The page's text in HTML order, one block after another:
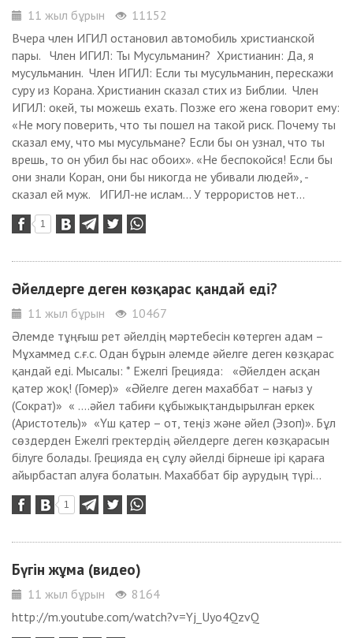
11 жыл бұрын
11152
Вчера член ИГИЛ остановил автомобиль христианской
пары. Член ИГИЛ: Ты Мусульманин? Христианин: Да, я
мусульманин. Член ИГИЛ: Если ты мусульманин, перескажи
суру из Корана. Христианин сказал стих из Библии. Член
ИГИЛ: окей, ты можешь ехать. Позже его жена говорит ему:
«Не могу поверить, что ты пошел на такой риск. Почему ты
сказал ему, что мы мусульмане? Если бы он узнал, что ты
врешь, то он убил бы нас обоих». «Не беспокойся! Если бы
они знали Коран, они бы никогда не убивали людей», -
сказал ей муж. ИГИЛ-не ислам... У террористов нет...
1
Әйелдерге деген көзқарас қандай еді?
11 жыл бұрын
10467
Әлемде тұңғыш рет әйелдің мәртебесін көтерген адам –
Мұхаммед с.ғ.с. Одан бұрын әлемде әйелге деген көзқарас
қандай еді. Мысалы: * Ежелгі Грецияда: «Әйелден асқан
қатер жоқ! (Гомер)» «Әйелге деген махаббат – нағыз у
(Сократ)» « ….әйел табиғи құбыжықтандырылған еркек
(Аристотель)» «Үш қатер – от, теңіз және әйел (Эзоп)». Бұл
сөздерден Ежелгі гректердің әйелдерге деген көзқарасын
білуге болады. Грецияда ең сұлу әйелді бірнеше ірі қараға
айырбастап алуға болатын. Махаббат бір аурудың түрі...
1
Бүгін жұма (видео)
11 жыл бұрын
8164
http://m.youtube.com/watch?v=Yj_Uyo4QzvQ